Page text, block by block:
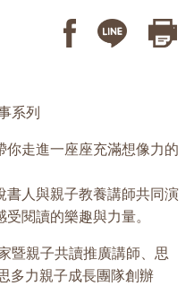
系列
你走進一座座充滿想像力的
書人與親子教養講師共同演
閱讀的樂趣與力量。
暨親子共讀推廣講師、思
多力親子成長團隊創辦